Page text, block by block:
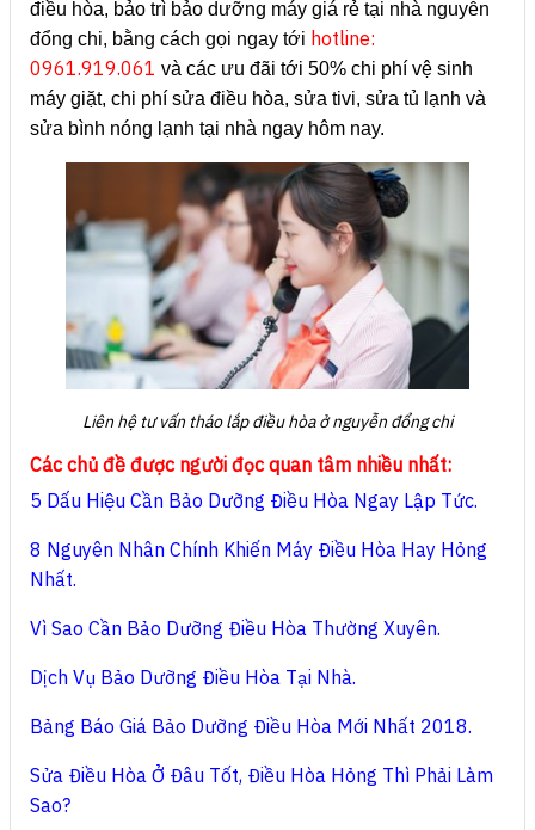
điều hòa, bảo trì bảo dưỡng máy giá rẻ tại nhà nguyễn
đổng chi, bằng cách gọi ngay tới hotline:
0961.919.061 và các ưu đãi tới 50% chi phí vệ sinh
máy giặt, chi phí sửa điều hòa, sửa tivi, sửa tủ lạnh và
sửa bình nóng lạnh tại nhà ngay hôm nay.
Liên hệ tư vấn tháo lắp điều hòa ở nguyễn đổng chi
Các chủ đề được người đọc quan tâm nhiều nhất:
5 Dấu Hiệu Cần Bảo Dưỡng Điều Hòa Ngay Lập Tức.
8 Nguyên Nhân Chính Khiến Máy Điều Hòa Hay Hỏng
Nhất.
Vì Sao Cần Bảo Dưỡng Điều Hòa Thường Xuyên.
Dịch Vụ Bảo Dưỡng Điều Hòa Tại Nhà.
Bảng Báo Giá Bảo Dưỡng Điều Hòa Mới Nhất 2018.
Sửa Điều Hòa Ở Đâu Tốt, Điều Hòa Hỏng Thì Phải Làm
Sao?